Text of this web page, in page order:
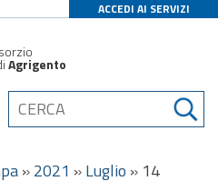
ACCEDI AI SERVIZI
Agrigento
»2021 »Luglio » 14